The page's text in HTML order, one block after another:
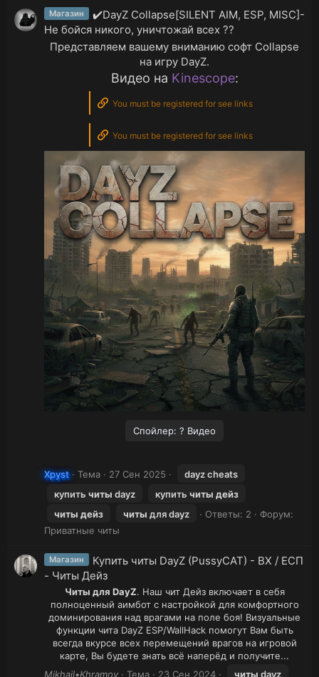
Магазин
✔️DayZ Collapse[SILENT AIM, ESP, MISC]-
Не бойся никого, уничтожай всех ??
Представляем вашему вниманию софт Collapse
на игру DayZ.
Видео на Kinescope:
You must be registered for see links
You must be registered for see links
Спойлер: ? Видео
Xpyst Тема 27 Сен 2025
dayz cheats
купить читы dayz купить читы дейз
читы дейз читы для dayz Ответы: 2
Форум:
Приватные читы
Магазин
Купить читы DayZ (PussyCAT) - ВХ / ЕСП
- Читы Дейз
Читы для DayZ. Наш чит Дейз включает в себя
полноценный аимбот с настройкой для комфортного
доминирования над врагами на поле боя! Визуальные
функции чита DayZ ESP/WallHack помогут Вам быть
всегда вкурсе всех перемещений врагов на игровой
карте, Вы будете знать всё наперёд и получите...​
Mikhail•Khramov
Тема 23 Сен 2024 читы dayz